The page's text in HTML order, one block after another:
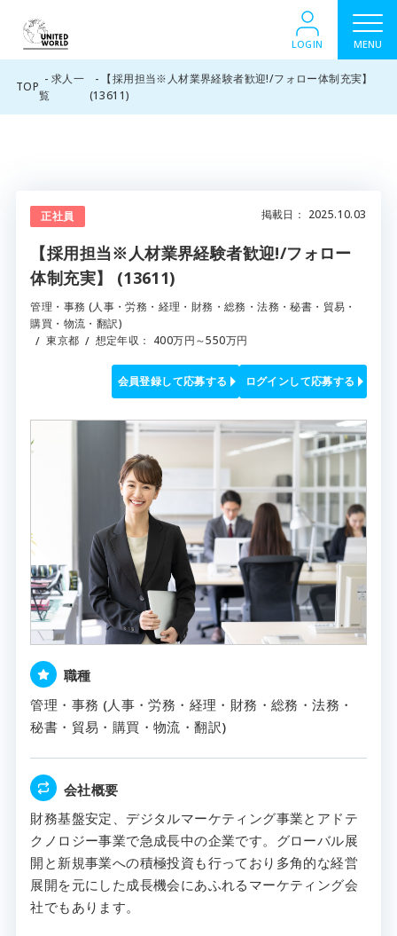
LOGIN MENU
TOP
求人一
覧
【採用担当※人材業界経験者歓迎!/フォロー体制充実】
(13611)
正社員 掲載日 ： 2025.10.03
【採用担当※人材業界経験者歓迎!/フォロー
体制充実】 (13611)
管理・事務 (人事・労務・経理・財務・総務・法務・秘書・貿易・
購買・物流・翻訳)
東京都
想定年収 ： 400万円～550万円
会員登録して応募する ログインして応募する
職種
管理・事務 (人事・労務・経理・財務・総務・法務・
秘書・貿易・購買・物流・翻訳)
会社概要
財務基盤安定、デジタルマーケティング事業とアドテ
クノロジー事業で急成長中の企業です。グローバル展
開と新規事業への積極投資も行っており多角的な経営
展開を元にした成長機会にあふれるマーケティング会
社でもあります。